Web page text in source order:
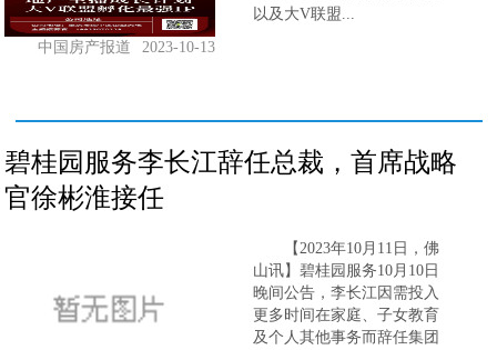
以及大V联盟...
中国房产报道
2023-10-13
碧桂园服务李长江辞任总裁，首席战略
官徐彬淮接任
【2023年10月11日，佛
山讯】碧桂园服务10月10日
晚间公告，李长江因需投入
更多时间在家庭、子女教育
及个人其他事务而辞任集团